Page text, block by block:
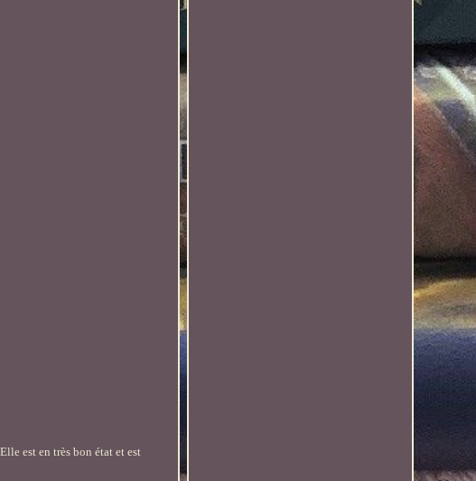
est en très bon état et est